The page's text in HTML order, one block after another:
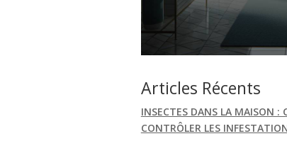
Articles Récents
INSECTES DANS LA MAISON :
CONTRÔLER LES